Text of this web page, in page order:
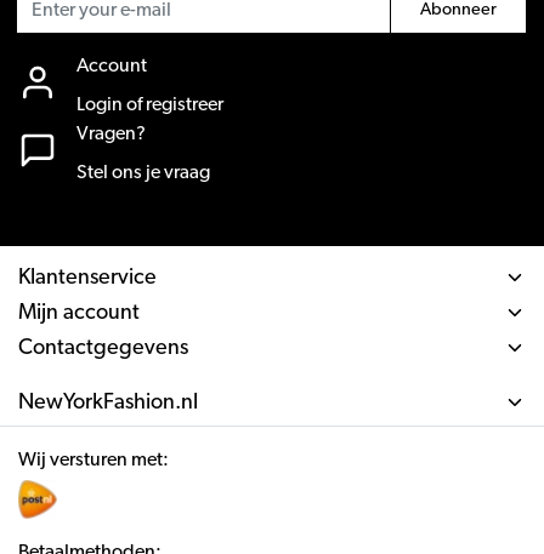
Abonneer
Account
Login of registreer
Vragen?
Stel ons je vraag
Klantenservice
Mijn account
Contactgegevens
NewYorkFashion.nl
Wij versturen met: